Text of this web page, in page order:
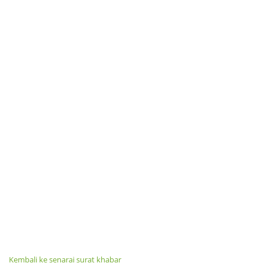
Kembali ke senarai surat khabar